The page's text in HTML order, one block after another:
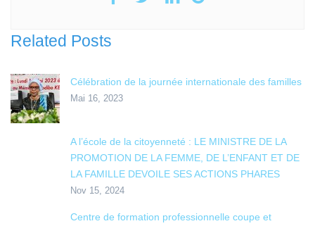
Related Posts
Célébration de la journée internationale des familles
Mai 16, 2023
A l’école de la citoyenneté : LE MINISTRE DE LA
PROMOTION DE LA FEMME, DE L’ENFANT ET DE
LA FAMILLE DEVOILE SES ACTIONS PHARES
Nov 15, 2024
Centre de formation professionnelle coupe et